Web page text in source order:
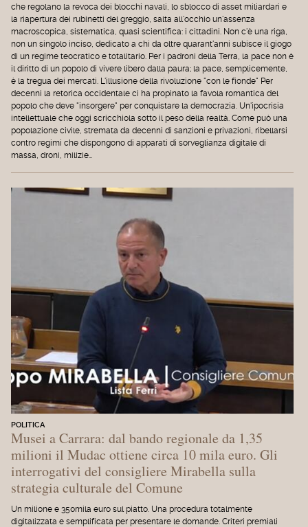
che regolano la revoca dei blocchi navali, lo sblocco di asset miliardari e
la riapertura dei rubinetti del greggio, salta all'occhio un'assenza
macroscopica, sistematica, quasi scientifica: i cittadini. Non c'è una riga,
non un singolo inciso, dedicato a chi da oltre quarant'anni subisce il giogo
di un regime teocratico e totalitario. Per i padroni della Terra, la pace non è
il diritto di un popolo di vivere libero dalla paura; la pace, semplicemente,
è la tregua dei mercati. L'illusione della rivoluzione "con le fionde" Per
decenni la retorica occidentale ci ha propinato la favola romantica del
popolo che deve "insorgere" per conquistare la democrazia. Un'ipocrisia
intellettuale che oggi scricchiola sotto il peso della realtà. Come può una
popolazione civile, stremata da decenni di sanzioni e privazioni, ribellarsi
contro regimi che dispongono di apparati di sorveglianza digitale di
massa, droni, milizie…
POLITICA
Musei a Carrara: dal bando regionale da 1,35
milioni il Mudac ottiene circa 10 mila euro. Gli
interrogativi del consigliere Mirabella sulla
strategia culturale del Comune
Un milione e 350mila euro sul piatto. Una procedura totalmente
digitalizzata e semplificata per presentare le domande. Criteri premiali